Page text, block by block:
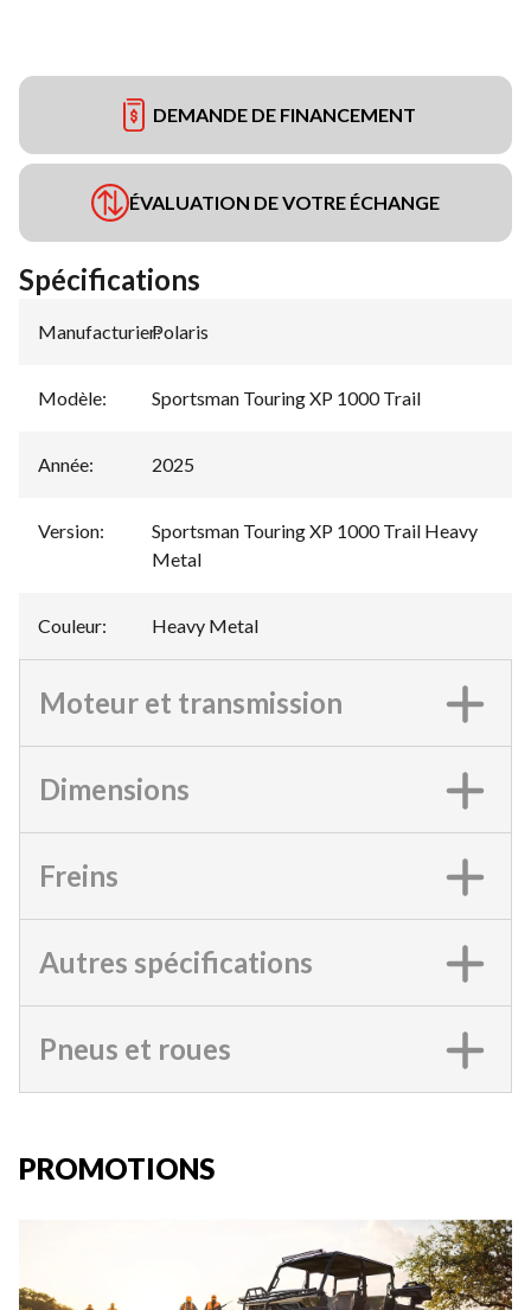
DEMANDE DE FINANCEMENT
ÉVALUATION DE VOTRE ÉCHANGE
Spécifications
Manufacturier:
Polaris
Modèle: Sportsman Touring XP 1000 Trail
Année: 2025
Version:
Sportsman Touring XP 1000 Trail Heavy
Metal
Couleur: Heavy Metal
Moteur et transmission
Dimensions
Freins
Autres spécifications
Pneus et roues
PROMOTIONS